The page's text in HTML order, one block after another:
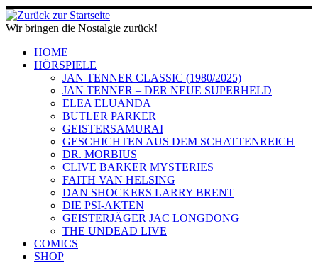
Zum
Inhalt
springen
Wir bringen die Nostalgie zurück!
HOME
HÖRSPIELE
JAN TENNER CLASSIC (1980/2025)
JAN TENNER – DER NEUE SUPERHELD
ELEA ELUANDA
BUTLER PARKER
GEISTERSAMURAI
GESCHICHTEN AUS DEM SCHATTENREICH
DR. MORBIUS
CLIVE BARKER MYSTERIES
FAITH VAN HELSING
DAN SHOCKERS LARRY BRENT
DIE PSI-AKTEN
GEISTERJÄGER JAC LONGDONG
THE UNDEAD LIVE
COMICS
SHOP